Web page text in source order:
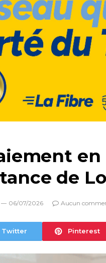
de
06/07/2026 Aucun
Twitter Pinterest